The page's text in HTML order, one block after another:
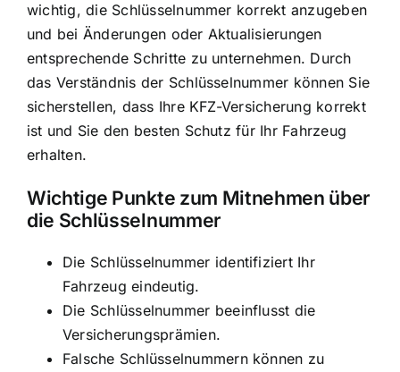
wichtig, die Schlüsselnummer korrekt anzugeben
und bei Änderungen oder Aktualisierungen
entsprechende Schritte zu unternehmen. Durch
das Verständnis der Schlüsselnummer können Sie
sicherstellen, dass Ihre KFZ-Versicherung korrekt
ist und Sie den besten Schutz für Ihr Fahrzeug
erhalten.
Wichtige Punkte zum Mitnehmen über
die Schlüsselnummer
Die Schlüsselnummer identifiziert Ihr
Fahrzeug eindeutig.
Die Schlüsselnummer beeinflusst die
Versicherungsprämien.
Falsche Schlüsselnummern können zu